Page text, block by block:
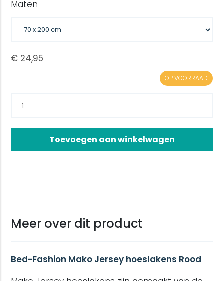
Maten
OP VOORRAAD
Toevoegen aan winkelwagen
Meer over dit product
Bed-Fashion Mako Jersey hoeslakens Rood